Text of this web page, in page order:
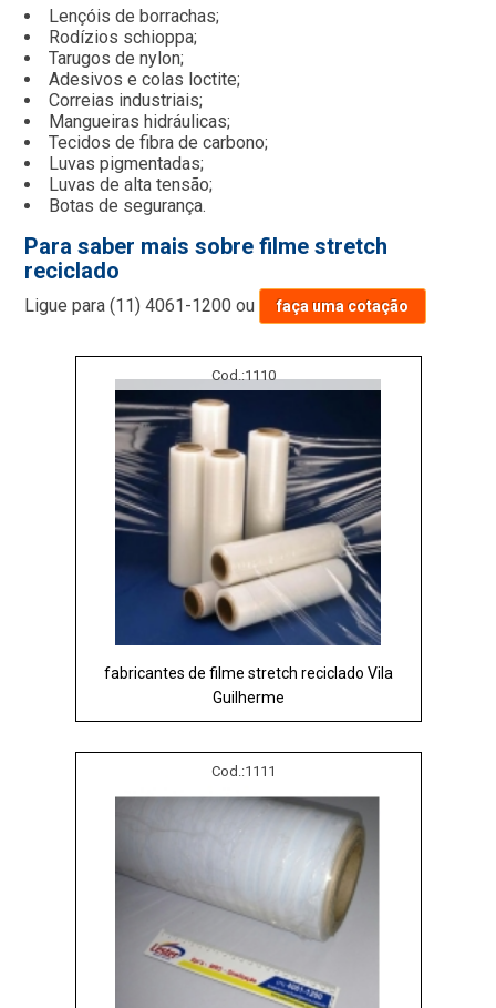
Lençóis de borrachas;
Rodízios schioppa;
Tarugos de nylon;
Adesivos e colas loctite;
Correias industriais;
Mangueiras hidráulicas;
Tecidos de fibra de carbono;
Luvas pigmentadas;
Luvas de alta tensão;
Botas de segurança.
Para saber mais sobre filme stretch
reciclado
Ligue para(11) 4061-1200 ou faça uma cotação
Cod.:1110
fabricantes de filme stretch reciclado Vila
Guilherme
Cod.:1111